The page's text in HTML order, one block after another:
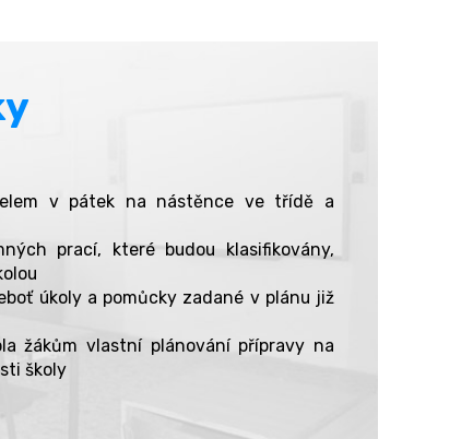
v pátek na nástěnce ve třídě a
prací, které budou klasifikovány,
úkoly a pomůcky zadané v plánu již
žákům vlastní plánování přípravy na
školy